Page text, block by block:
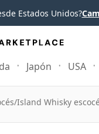
Estados Unidos?
Japón USA
/Island Whisky